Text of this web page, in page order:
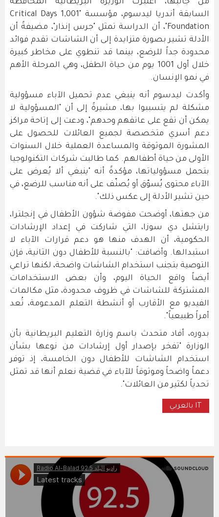
من جانبها، اعتبرت الوزيرة البريطانية المحافظة
السابقة أندريا ليدسوم، مؤسسة "1,001 Critical Days
Foundation"، أن الدراسة تمثل "جرس إنذار"، مضيفةً أن
الأدلة تشير بصورة متزايدة إلى أن الشاشات تقدم فوائد
محدودة جداً للرضع، بينما قد تنطوي على مخاطر كبيرة
خلال أول 1001 يوم من حياة الطفل، وهي المرحلة الأهم
في نمو الإنسان.
وأكدت ليدسوم أنه ينبغي عدم تحميل الآباء مسؤولية
مشكلة لم يتسببوا بها، مشيرةً إلى أن "المسؤولية لا
يمكن أن تقع على عاتقهم وحدهم"، ودعت إلى إتاحة مراكز
دعم أسري متخصصة لجميع العائلات للحصول على
المشورة الموثوقة والمساعدة العملية خلال السنوات
الأولى من حياة أطفالهم. كما طالبت شركات التكنولوجيا
بتحمل مسؤولياتها، مؤكدةً أنه "ينبغي ألا يُعرض على
الآباء محتوى يُسوّق أو يُصنّف على أنه مناسب للرضع، في
حين تشير الأدلة إلى عكس ذلك".
من جهتها، أوضحت مفوضة شؤون الأطفال في إنجلترا،
رايتشل دي سوزا، التي شاركت في إعداد الإرشادات
الحكومية، أن الهدف منها هو دعم قرارات الآباء لا
استبدالها. وأضافت: "بالنسبة للأطفال دون الثانية، فإن
التوصية بتجنب استخدام الشاشات واضحة، لكنها تراعي
أيضاً واقع الحياة اليوم، وأن بعض الاستخدامات
المشتركة للشاشات في ظروف محدودة، مثل مكالمات
الفيديو مع الأقارب أو أنشطة التعلم المدعومة، تُعد
أمراً طبيعياً".
بدوره، أفاد متحدث باسم وزارة التعليم البريطانية بأن
الوزارة "تفخر بإصدار أول إرشادات من نوعها بشأن
استخدام الشاشات للأطفال دون الخامسة، إذ توفر
دعماً واضحاً وموثوقاً للآباء في قضية نعلم أنها قد تمثل
تحدياً لكثير من العائلات".
IT بالعربي